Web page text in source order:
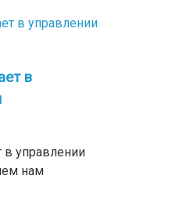
в
в управлении
нам